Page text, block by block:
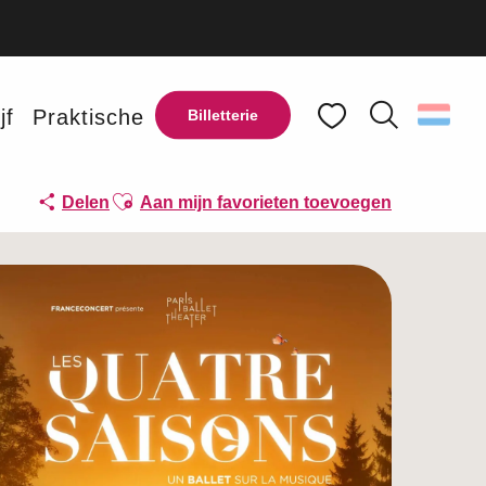
Billetterie
Praktische
Delen Ajouter aux favoris
Aan mijn favorieten toevoegen